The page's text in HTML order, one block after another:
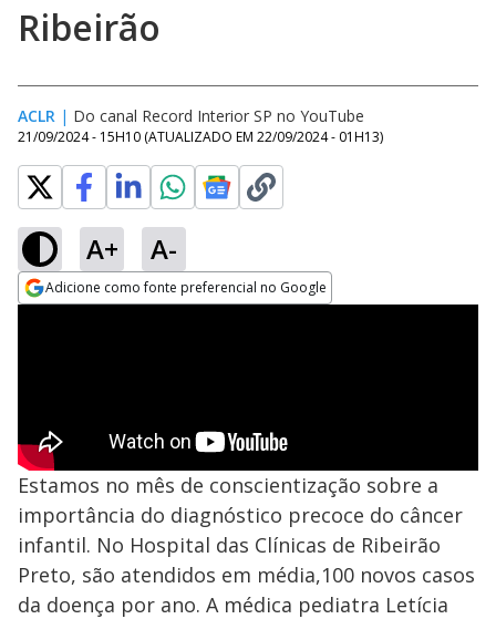
Ribeirão
ACLR | Do canal Record Interior SP no YouTube
21/09/2024 - 15H10 (ATUALIZADO EM 22/09/2024 - 01H13)
A+ A-
Adicione como fonte preferencial no Google
Estamos no mês de conscientização sobre a
importância do diagnóstico precoce do câncer
infantil. No Hospital das Clínicas de Ribeirão
Preto, são atendidos em média,100 novos casos
da doença por ano. A médica pediatra Letícia